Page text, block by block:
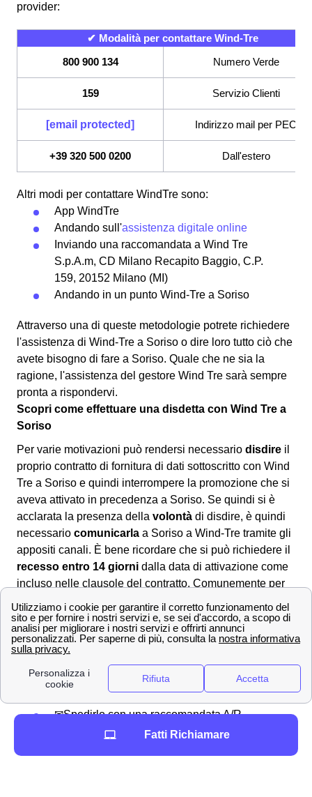
provider:
✔ Modalità per contattare Wind-Tre
800 900 134
Numero Verde
159 Servizio Clienti
[email protected] Indirizzo mail per PEC
+39 320 500 0200 Dall'estero
Altri modi per contattare WindTre sono:
App WindTre
Andando sull'assistenza digitale online
Inviando una raccomandata a Wind Tre
S.p.A.m, CD Milano Recapito Baggio, C.P.
159, 20152 Milano (MI)
Andando in un punto Wind-Tre a Soriso
Attraverso una di queste metodologie potrete richiedere
l'assistenza di Wind-Tre a Soriso o dire loro tutto ciò che
avete bisogno di fare a Soriso. Quale che ne sia la
ragione, l'assistenza del gestore Wind Tre sarà sempre
pronta a rispondervi.
Scopri come effettuare una disdetta con Wind Tre a
Soriso
Per varie motivazioni può rendersi necessario disdire il
proprio contratto di fornitura di dati sottoscritto con Wind
Tre a Soriso e quindi interrompere la promozione che si
aveva attivato in precedenza a Soriso. Se quindi si è
acclarata la presenza della volontà di disdire, è quindi
necessario comunicarla a Soriso a Wind-Tre tramite gli
appositi canali. È bene ricordare che si può richiedere il
recesso entro 14 giorni dalla data di attivazione come
incluso nelle clausole del contratto. Comunemente per
dovrà scaricare ilmodulo di disdettadall'area clienti
online, dall'app Wind Tre oppure direttamente dal sito.
Una volta compilatolo si potrà:
📧 Inviarlo via PEC all'indirizzo apposito:
✉Spedirlo con una raccomandata A/R
indirizzata a WIND Tre S.p.A. CD MILANO
Fatti Richiamare